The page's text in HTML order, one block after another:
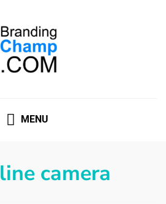
MENU
line camera